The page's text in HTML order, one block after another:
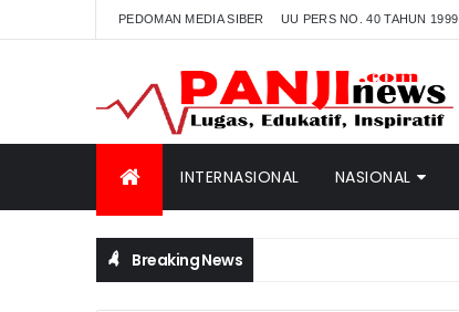
PEDOMAN MEDIA SIBER UU PERS NO. 40 TAHUN 1999
INTERNASIONAL NASIONAL
Breaking News